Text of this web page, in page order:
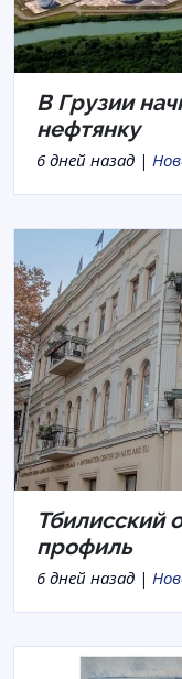
В Грузии
нефтянку
6 дней назад |
Тбилисский
профиль
6 дней назад |